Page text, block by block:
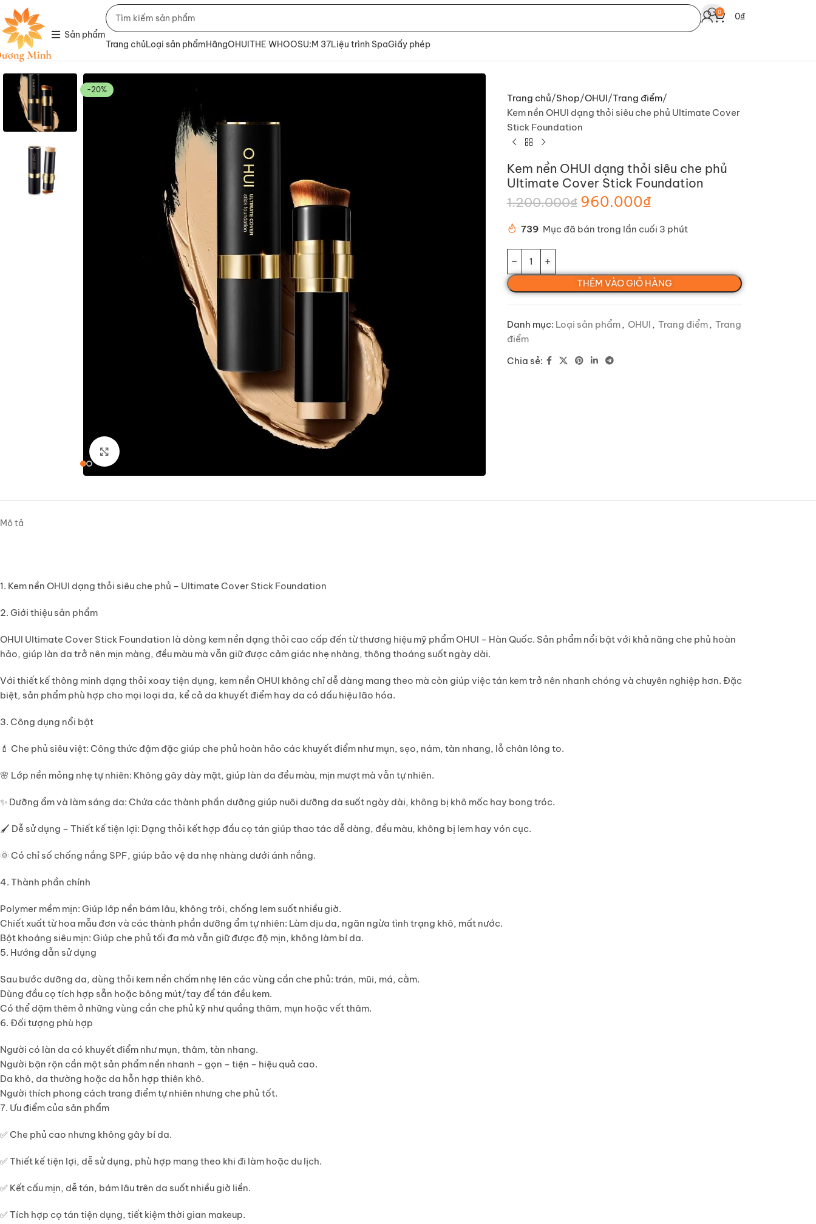
Sản phẩm
Trang chủLoại sản phẩmHãngOHUITHE WHOOSU:M 37Liệu trình SpaGiấy phép
0 0₫
-20%
Trang chủ Shop OHUI Trang điểm
Kem nền OHUI dạng thỏi siêu che phủ Ultimate Cover
Stick Foundation
Kem nền OHUI dạng thỏi siêu che phủ
Ultimate Cover Stick Foundation
1.200.000₫ 960.000₫
739 Mục đã bán trong lần cuối 3 phút
THÊM VÀO GIỎ HÀNG
Danh mục: Loại sản phẩm, OHUI , Trang điểm, Trang
điểm
Chia sẻ:
Mô tả
1. Kem nền OHUI dạng thỏi siêu che phủ – Ultimate Cover Stick Foundation
2. Giới thiệu sản phẩm
OHUI Ultimate Cover Stick Foundation là dòng kem nền dạng thỏi cao cấp đến từ thương hiệu mỹ phẩm OHUI – Hàn Quốc. Sản phẩm nổi bật với khả năng che phủ hoàn
hảo, giúp làn da trở nên mịn màng, đều màu mà vẫn giữ được cảm giác nhẹ nhàng, thông thoáng suốt ngày dài.
Với thiết kế thông minh dạng thỏi xoay tiện dụng, kem nền OHUI không chỉ dễ dàng mang theo mà còn giúp việc tán kem trở nên nhanh chóng và chuyên nghiệp hơn. Đặc
biệt, sản phẩm phù hợp cho mọi loại da, kể cả da khuyết điểm hay da có dấu hiệu lão hóa.
3. Công dụng nổi bật
💄 Che phủ siêu việt: Công thức đậm đặc giúp che phủ hoàn hảo các khuyết điểm như mụn, sẹo, nám, tàn nhang, lỗ chân lông to.
🌸 Lớp nền mỏng nhẹ tự nhiên: Không gây dày mặt, giúp làn da đều màu, mịn mượt mà vẫn tự nhiên.
✨ Dưỡng ẩm và làm sáng da: Chứa các thành phần dưỡng giúp nuôi dưỡng da suốt ngày dài, không bị khô mốc hay bong tróc.
🖌️ Dễ sử dụng – Thiết kế tiện lợi: Dạng thỏi kết hợp đầu cọ tán giúp thao tác dễ dàng, đều màu, không bị lem hay vón cục.
🌞 Có chỉ số chống nắng SPF, giúp bảo vệ da nhẹ nhàng dưới ánh nắng.
4. Thành phần chính
Polymer mềm mịn: Giúp lớp nền bám lâu, không trôi, chống lem suốt nhiều giờ.
Chiết xuất từ hoa mẫu đơn và các thành phần dưỡng ẩm tự nhiên: Làm dịu da, ngăn ngừa tình trạng khô, mất nước.
Bột khoáng siêu mịn: Giúp che phủ tối đa mà vẫn giữ được độ mịn, không làm bí da.
5. Hướng dẫn sử dụng
Sau bước dưỡng da, dùng thỏi kem nền chấm nhẹ lên các vùng cần che phủ: trán, mũi, má, cằm.
Dùng đầu cọ tích hợp sẵn hoặc bông mút/tay để tán đều kem.
Có thể dặm thêm ở những vùng cần che phủ kỹ như quầng thâm, mụn hoặc vết thâm.
6. Đối tượng phù hợp
Người có làn da có khuyết điểm như mụn, thâm, tàn nhang.
Người bận rộn cần một sản phẩm nền nhanh – gọn – tiện – hiệu quả cao.
Da khô, da thường hoặc da hỗn hợp thiên khô.
Người thích phong cách trang điểmtự nhiên nhưng che phủ tốt.
7. Ưu điểm của sản phẩm
✅Che phủ cao nhưng không gây bí da.
✅Thiết kế tiện lợi, dễ sử dụng, phù hợp mang theo khi đi làm hoặc du lịch.
✅ Kết cấu mịn, dễ tán, bám lâu trên da suốt nhiều giờ liền.
✅Tích hợp cọ tán tiện dụng, tiết kiệm thời gian makeup.